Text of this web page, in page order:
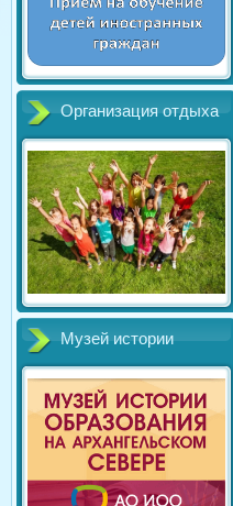
Организация отдыха
Музей истории